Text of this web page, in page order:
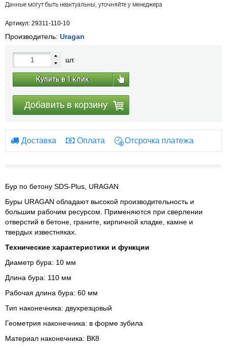
Данные могут быть неактуальны, уточняйте у менеджера
Артикул: 29311-110-10
Производитель: Uragan
шт.
Купить в 1 клик
Добавить в корзину
Доставка Оплата Отсрочка платежа
Бур по бетону SDS-Plus, URAGAN
Буры URAGAN обладают высокой производительность и
большим рабочим ресурсом. Применяются при сверлении
отверстий в бетоне, граните, кирпичной кладке, камне и
твердых известняках.
Технические характеристики и функции
Диаметр бура: 10 мм
Длина бура: 110 мм
Рабочая длина бура: 60 мм
Тип наконечника: двухрезцовый
Геометрия наконечника: в форме зубила
Материал наконечника: ВК8